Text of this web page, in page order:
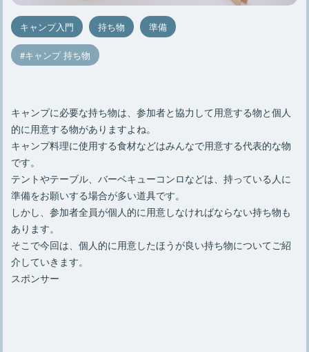
キャンプ入門 持ち物 準備
キャンプ 持ち物
キャンプに必要な持ち物は、参加者と協力して用意する物と個人
的に用意する物がありますよね。
キャンプ料理に使用する食材などはみんなで用意する代表的な物
です。
テントやテーブル、バーベキューコンロなどは、持っている人に
準備をお願いする場合が多い道具です。
しかし、参加者全員が個人的に用意しなければならない持ち物も
あります。
そこで今回は、個人的に用意したほうが良い持ち物についてご紹
介していきます。
スポンサー